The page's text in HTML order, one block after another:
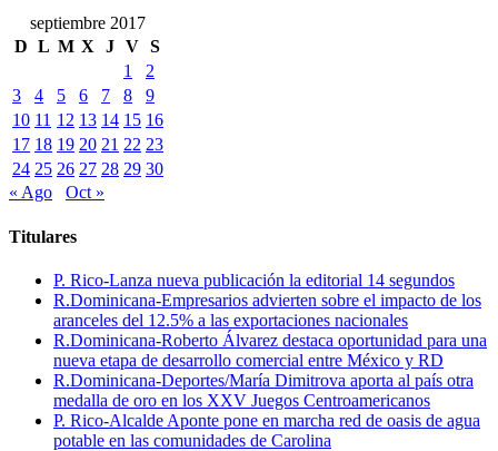
septiembre 2017
D L M X J V S
1
2
3
4 5 6 7 8
9
10 11 12 13 14 15 16
17 18 19 20 21 22 23
24 25 26 27 28 29 30
« Ago
Oct »
Titulares
P. Rico-Lanza nueva publicación la editorial 14 segundos
R.Dominicana-Empresarios advierten sobre el impacto de los
aranceles del 12.5% a las exportaciones nacionales
R.Dominicana-Roberto Álvarez destaca oportunidad para una
nueva etapa de desarrollo comercial entre México y RD
R.Dominicana-Deportes/María Dimitrova aporta al país otra
medalla de oro en los XXV Juegos Centroamericanos
P. Rico-Alcalde Aponte pone en marcha red de oasis de agua
potable en las comunidades de Carolina